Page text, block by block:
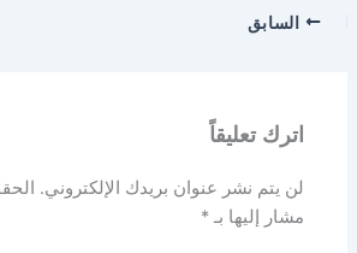
السابق
اترك تعليقاً
لن يتم نشر عنوان بريدك الإلكتروني.
مشار إليها بـ*